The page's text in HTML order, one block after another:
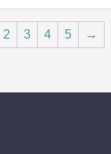
2 3 4 5 →